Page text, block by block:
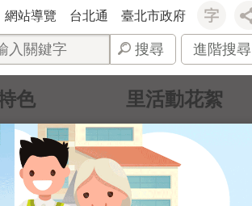
網站導覽 台北通 臺北市政府
搜尋 進階搜尋
色 里活動花絮